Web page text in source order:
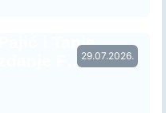
29.07.2026.
i Tanje
F…